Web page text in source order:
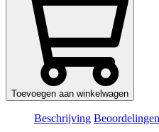
Toevoegen aan winkelwagen
Beschrijving